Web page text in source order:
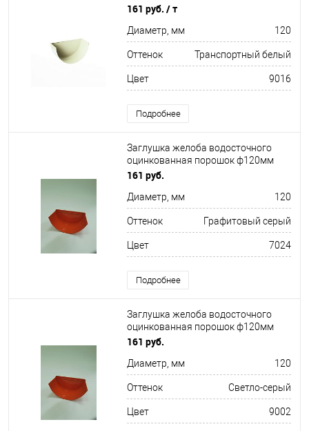
RAL 9016
161 руб. / т
Диаметр, мм 120
Оттенок Транспортный белый
Цвет 9016
Подробнее
Заглушка желоба водосточного
оцинкованная порошок ф120мм
RAL 7024
161 руб.
Диаметр, мм 120
Оттенок Графитовый серый
Цвет 7024
Подробнее
Заглушка желоба водосточного
оцинкованная порошок ф120мм
RAL 9002
161 руб.
Диаметр, мм 120
Оттенок Светло-серый
Цвет 9002